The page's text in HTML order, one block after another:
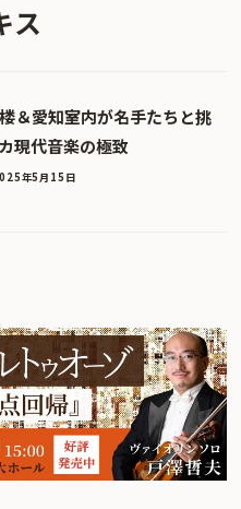
ス
＆愛知室内が名手たちと挑
現代音楽の極致
年5月15日